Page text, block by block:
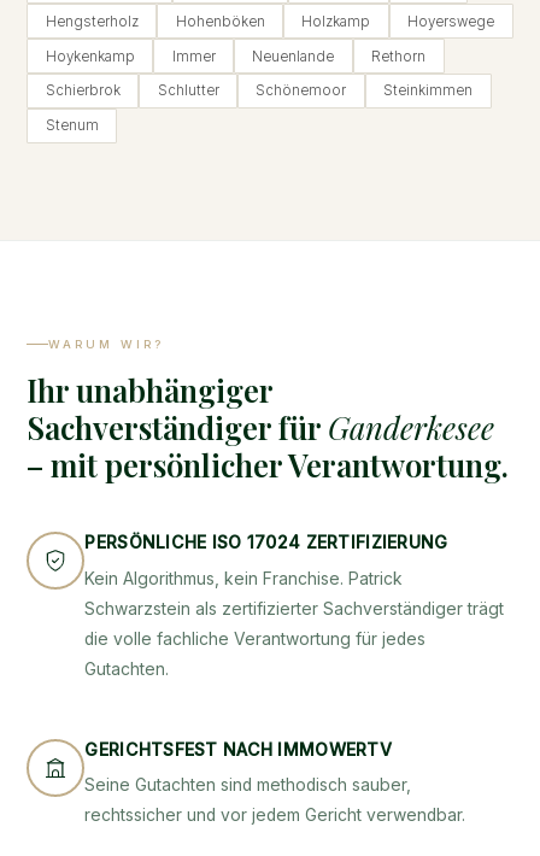
Hengsterholz Hohenböken Holzkamp Hoyerswege
Hoykenkamp Immer Neuenlande Rethorn
Schierbrok Schlutter Schönemoor Steinkimmen
Stenum
WARUM WIR?
Ihr unabhängiger
Sachverständiger für Ganderkesee
– mit persönlicher Verantwortung.
PERSÖNLICHE ISO 17024 ZERTIFIZIERUNG
Kein Algorithmus, kein Franchise. Patrick
Schwarzstein als zertifizierter Sachverständiger trägt
die volle fachliche Verantwortung für jedes
Gutachten.
GERICHTSFEST NACH IMMOWERTV
Seine Gutachten sind methodisch sauber,
rechtssicher und vor jedem Gericht verwendbar.